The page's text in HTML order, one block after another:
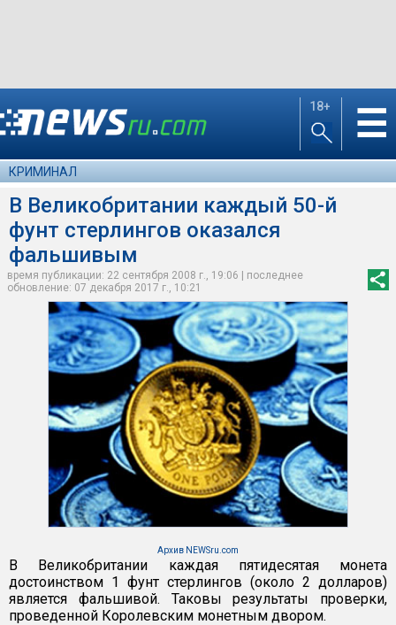
18+ ☰
КРИМИНАЛ
В Великобритании каждый 50-й
фунт стерлингов оказался
фальшивым
время публикации: 22 сентября 2008 г., 19:06 | последнее
обновление: 07 декабря 2017 г., 10:21
Архив NEWSru.com
В Великобритании каждая пятидесятая монета
достоинством 1 фунт стерлингов (около 2 долларов)
является фальшивой. Таковы результаты проверки,
проведенной Королевским монетным двором.